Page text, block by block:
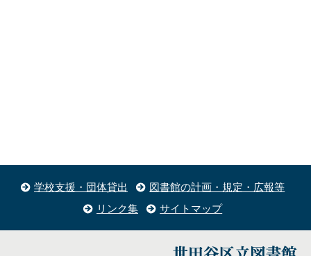
学校支援・団体貸出
図書館の計画・規定・広報等
リンク集
サイトマップ